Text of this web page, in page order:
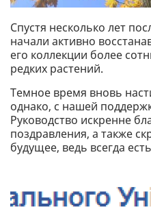
Спустя несколько лет
начали активно
его коллекции более
редких растений.
Темное время вновь
однако, с нашей
Руководство искренне
поздравления, а также
будущее, ведь всегда